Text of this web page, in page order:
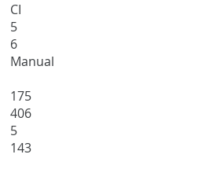
CI
5
6
Manual
175
406
5
143